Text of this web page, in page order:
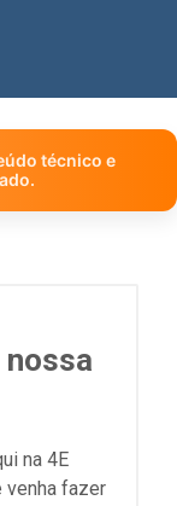
técnico e
na 4E
venha fazer